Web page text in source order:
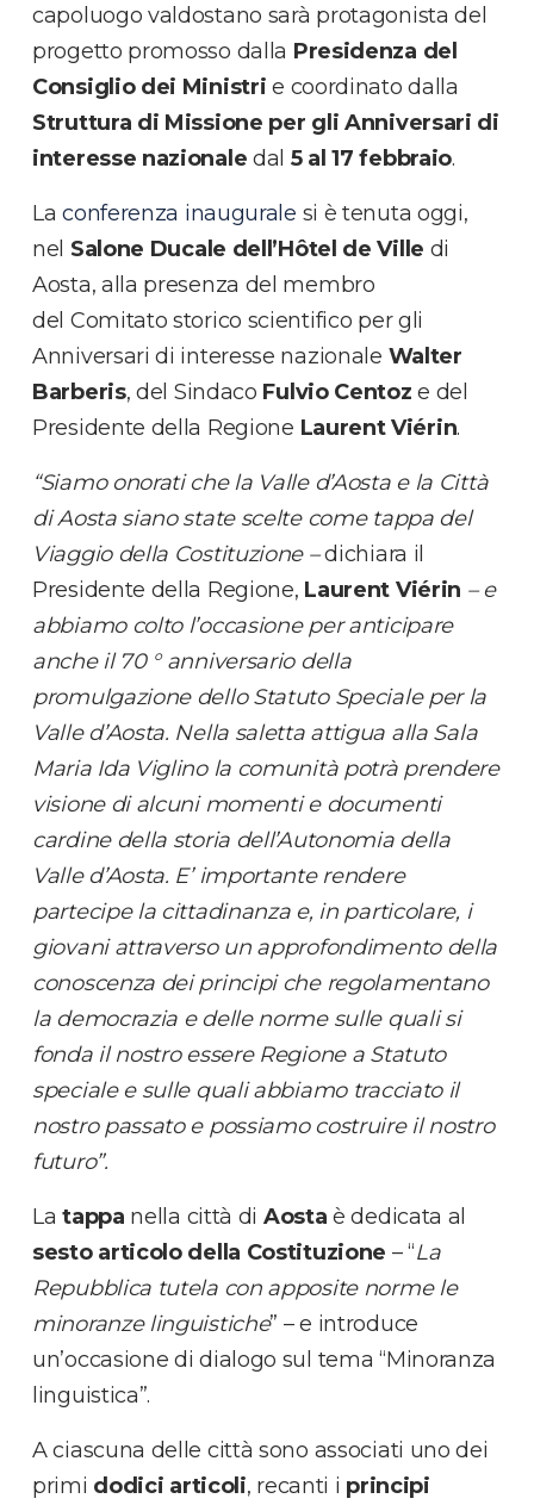
capoluogo valdostano sarà protagonista del
progetto promosso dalla Presidenza del
Consiglio dei Ministri e coordinato dalla
Struttura di Missione per gli Anniversari di
interesse nazionale dal 5 al 17 febbraio.
Laconferenza inaugurale si è tenuta oggi,
nel Salone Ducale dell’Hôtel de Ville di
Aosta, alla presenza del membro
del Comitato storico scientifico per gli
Anniversari di interesse nazionale Walter
Barberis, del Sindaco Fulvio Centoz e del
Presidente della Regione Laurent Viérin.
“Siamo onorati che la Valle d’Aosta e la Città
di Aosta siano state scelte come tappa del
Viaggio della Costituzione –dichiara il
Presidente della Regione, Laurent Viérin – e
abbiamo colto l’occasione per anticipare
anche il 70 ° anniversario della
promulgazione dello Statuto Speciale per la
Valle d’Aosta. Nella saletta attigua alla Sala
Maria Ida Viglino la comunità potrà prendere
visione di alcuni momenti e documenti
cardine della storia dell’Autonomia della
Valle d’Aosta. E’ importante rendere
partecipe la cittadinanza e, in particolare, i
giovani attraverso un approfondimento della
conoscenza dei principi che regolamentano
la democrazia e delle norme sulle quali si
fonda il nostro essere Regione a Statuto
speciale e sulle quali abbiamo tracciato il
nostro passato e possiamo costruire il nostro
futuro”.
Latappa nella città di Aosta è dedicata al
sesto articolo della Costituzione – “La
Repubblica tutela con apposite norme le
minoranze linguistiche” – e introduce
un’occasione di dialogo sul tema “Minoranza
linguistica”.
A ciascuna delle città sono associati uno dei
primi dodici articoli, recanti i principi